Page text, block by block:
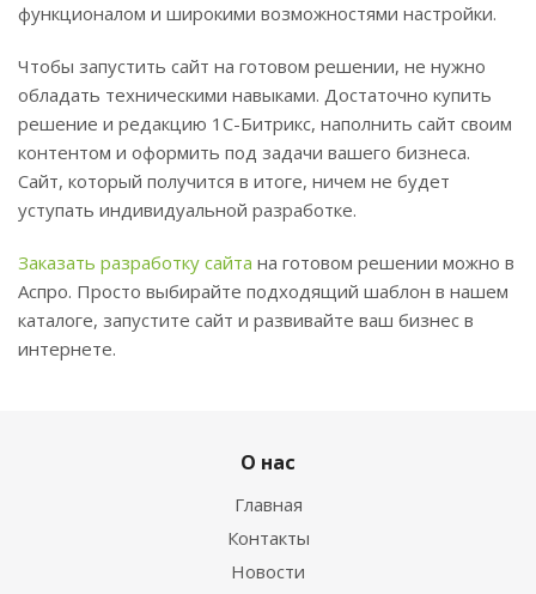
функционалом и широкими возможностями настройки.
Чтобы запустить сайт на готовом решении, не нужно
обладать техническими навыками. Достаточно купить
решение и редакцию 1С-Битрикс, наполнить сайт своим
контентом и оформить под задачи вашего бизнеса.
Сайт, который получится в итоге, ничем не будет
уступать индивидуальной разработке.
Заказать разработку сайта на готовом решении можно в
Аспро. Просто выбирайте подходящий шаблон в нашем
каталоге, запустите сайт и развивайте ваш бизнес в
интернете.
О нас
Главная
Контакты
Новости